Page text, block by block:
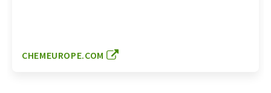
CHEMEUROPE.COM